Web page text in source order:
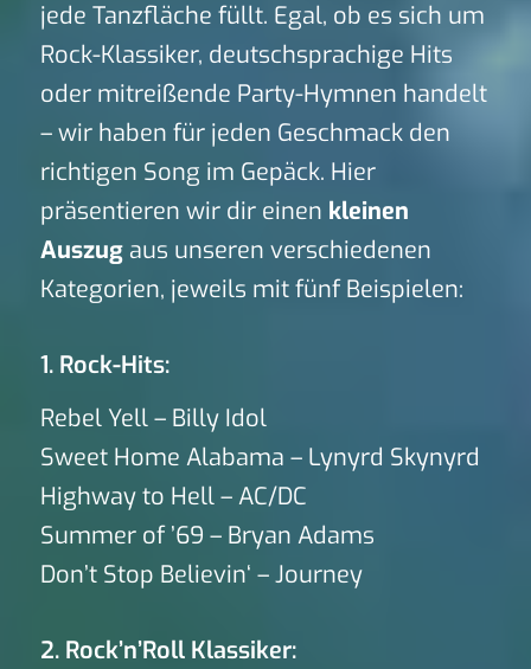
jede Tanzfläche füllt. Egal, ob es sich um
Rock-Klassiker, deutschsprachige Hits
oder mitreißende Party-Hymnen handelt
– wir haben für jeden Geschmack den
richtigen Song im Gepäck. Hier
präsentieren wir dir einen kleinen
Auszugaus unseren verschiedenen
Kategorien, jeweils mit fünf Beispielen:
1. Rock-Hits:
Rebel Yell – Billy Idol
Sweet Home Alabama – Lynyrd Skynyrd
Highway to Hell – AC/DC
Summer of ’69 – Bryan Adams
Don’t Stop Believin‘ – Journey
2. Rock’n’Roll Klassiker: